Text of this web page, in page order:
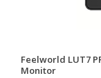
Feelworld LUT7
Monitor